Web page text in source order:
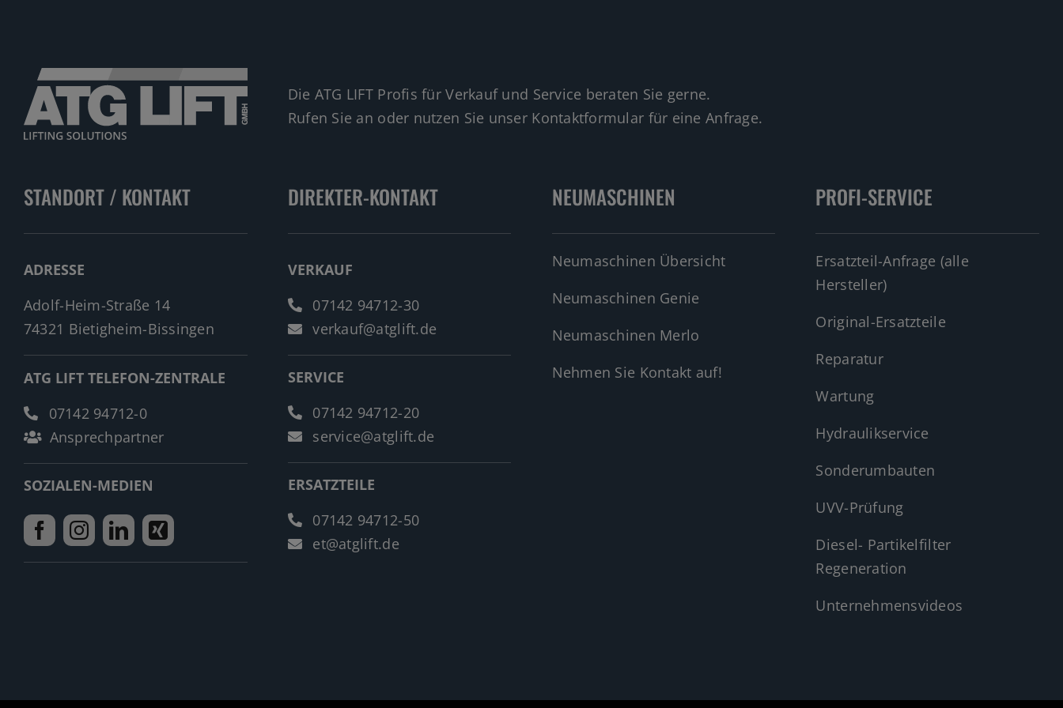
Die ATG LIFT Profis für Verkauf und Service beraten Sie gerne.
Rufen Sie an oder nutzen Sie unser Kontaktformular für eine Anfrage.
STANDORT / KONTAKT
ADRESSE
Adolf-Heim-Straße 14
74321 Bietigheim-Bissingen
ATG LIFT TELEFON-ZENTRALE
07142 94712-0
Ansprechpartner
SOZIALEN-MEDIEN
DIREKTER-KONTAKT
VERKAUF
07142 94712-30
verkauf@atglift.de
SERVICE
07142 94712-20
service@atglift.de
ERSATZTEILE
07142 94712-50
et@atglift.de
NEUMASCHINEN
Neumaschinen Übersicht
Neumaschinen Genie
Neumaschinen Merlo
Nehmen Sie Kontakt auf!
PROFI-SERVICE
Ersatzteil-Anfrage (alle
Hersteller)
Original-Ersatzteile
Reparatur
Wartung
Hydraulikservice
Sonderumbauten
UVV-Prüfung
Diesel- Partikelfilter
Regeneration
Unternehmensvideos